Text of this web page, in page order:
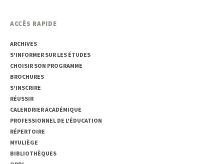
ACCÈS RAPIDE
ARCHIVES
S'INFORMER SUR LES ÉTUDES
CHOISIR SON PROGRAMME
BROCHURES
S'INSCRIRE
RÉUSSIR
CALENDRIER ACADÉMIQUE
PROFESSIONNEL DE L'ÉDUCATION
RÉPERTOIRE
MYULIÈGE
BIBLIOTHÈQUES